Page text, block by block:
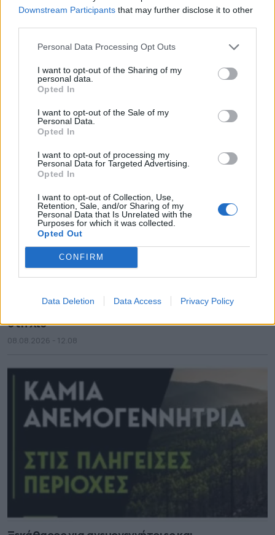
Downstream Participants that may further disclose it to other
Personal Data Processing Opt Outs
I want to opt-out of the Sharing of my
personal data.
Opted In
I want to opt-out of the Sale of my
Personal Data.
Opted In
I want to opt-out of processing my
Personal Data for Targeted Advertising.
Opted In
I want to opt-out of Collection, Use,
Retention, Sale, and/or Sharing of my
Personal Data that Is Unrelated with the
Purposes for which it was collected.
Opted Out
CONFIRM
Data Deletion Data Access Privacy Policy
Διαβουλεύσεις για τα δημοτικά σχολεία της
08.08.2026 - 12.24
Θέμα χρόνου η ομαλοποίηση της υδροδότησης
στη Χίο
08.08.2026 - 12.08